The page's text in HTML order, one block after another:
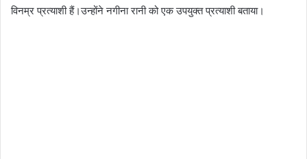
विनम्र प्रत्याशी हैं।उन्होंने नगीना रानी को एक उपयुक्त प्रत्याशी बताया।